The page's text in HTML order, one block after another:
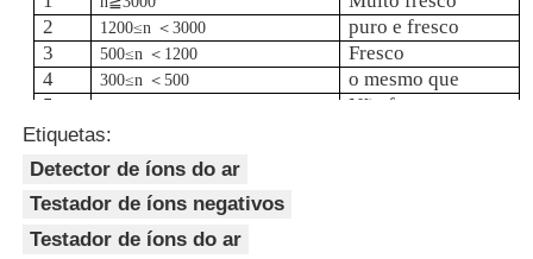
2
1200≤n ＜3000
puro e fresco
3
500≤n ＜1200
Fresco
4
300≤n ＜500
o mesmo que
5
Não fresco
6
n＜100
Etiquetas:
Detector de íons do ar
Testador de íons negativos
Testador de íons do ar